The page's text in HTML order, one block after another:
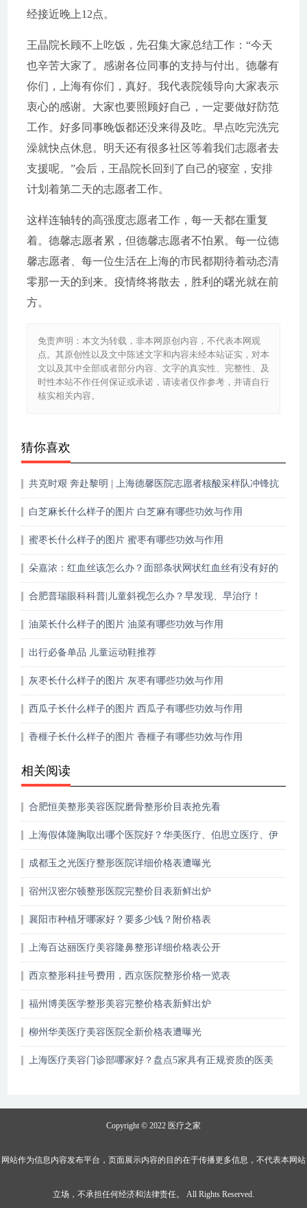
经接近晚上12点。
王晶院长顾不上吃饭，先召集大家总结工作：“今天
也辛苦大家了。感谢各位同事的支持与付出。德馨有
你们，上海有你们，真好。我代表院领导向大家表示
衷心的感谢。大家也要照顾好自己，一定要做好防范
工作。好多同事晚饭都还没来得及吃。早点吃完洗完
澡就快点休息。明天还有很多社区等着我们志愿者去
支援呢。”会后，王晶院长回到了自己的寝室，安排
计划着第二天的志愿者工作。
这样连轴转的高强度志愿者工作，每一天都在重复
着。德馨志愿者累，但德馨志愿者不怕累。每一位德
馨志愿者、每一位生活在上海的市民都期待着动态清
零那一天的到来。疫情终将散去，胜利的曙光就在前
方。
免责声明：本文为转载，非本网原创内容，不代表本网观
点。其原创性以及文中陈述文字和内容未经本站证实，对本
文以及其中全部或者部分内容、文字的真实性、完整性、及
时性本站不作任何保证或承诺，请读者仅作参考，并请自行
核实相关内容。
猜你喜欢
共克时艰 奔赴黎明 | 上海德馨医院志愿者核酸采样队冲锋抗
白芝麻长什么样子的图片 白芝麻有哪些功效与作用
蜜枣长什么样子的图片 蜜枣有哪些功效与作用
朵嘉浓：红血丝该怎么办？面部条状网状红血丝有没有好的
合肥普瑞眼科科普|儿童斜视怎么办？早发现、早治疗！
油菜长什么样子的图片 油菜有哪些功效与作用
出行必备单品 儿童运动鞋推荐
灰枣长什么样子的图片 灰枣有哪些功效与作用
西瓜子长什么样子的图片 西瓜子有哪些功效与作用
香榧子长什么样子的图片 香榧子有哪些功效与作用
相关阅读
合肥恒美整形美容医院磨骨整形价目表抢先看
上海假体隆胸取出哪个医院好？华美医疗、伯思立医疗、伊
成都玉之光医疗整形医院详细价格表遭曝光
宿州汉密尔顿整形医院完整价目表新鲜出炉
襄阳市种植牙哪家好？要多少钱？附价格表
上海百达丽医疗美容隆鼻整形详细价格表公开
西京整形科挂号费用，西京医院整形价格一览表
福州博美医学整形美容完整价格表新鲜出炉
柳州华美医疗美容医院全新价格表遭曝光
上海医疗美容门诊部哪家好？盘点5家具有正规资质的医美
Copyright © 2022 医疗之家
网站作为信息内容发布平台，页面展示内容的目的在于传播更多信息，不代表本网站
立场，不承担任何经济和法律责任。 All Rights Reserved.